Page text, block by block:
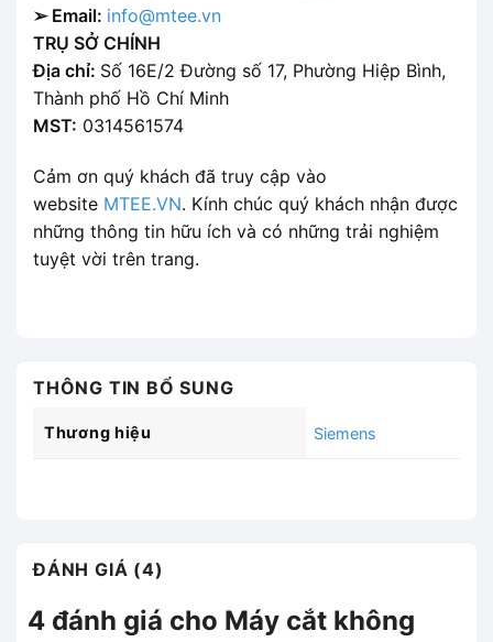
➢ Email: info@mtee.vn
TRỤ SỞ CHÍNH
Địa chỉ: Số 16E/2 Đường số 17, Phường Hiệp Bình,
Thành phố Hồ Chí Minh
MST: 0314561574
Cảm ơn quý khách đã truy cập vào
website MTEE.VN. Kính chúc quý khách nhận được
những thông tin hữu ích và có những trải nghiệm
tuyệt vời trên trang.
THÔNG TIN BỔ SUNG
Thương hiệu Siemens
ĐÁNH GIÁ (4)
4 đánh giá cho Máy cắt không